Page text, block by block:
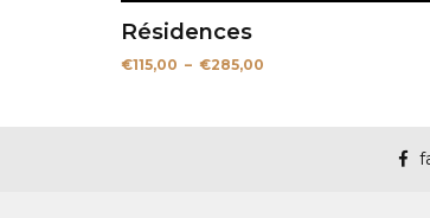
Résidences
€115,00 – €285,00